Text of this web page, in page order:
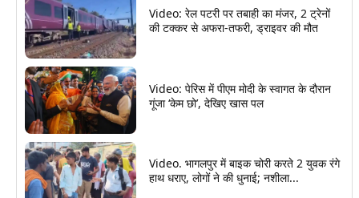
Video: रेल पटरी पर तबाही का मंजर, 2 ट्रेनों
की टक्कर से अफरा-तफरी, ड्राइवर की मौत
Video: पेरिस में पीएम मोदी के स्वागत के दौरान
गूंजा ‘केम छो’, देखिए खास पल
Video. भागलपुर में बाइक चोरी करते 2 युवक रंगे
हाथ धराए, लोगों ने की धुनाई; नशीला...